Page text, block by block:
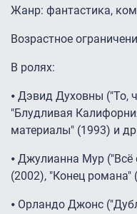
Жанр: фантастика,
Возрастное
В ролях:
⦁ Дэвид Духовны ("То,
"Блудливая
материалы" (1993) и
⦁ Джулианна Мур ("Всё
(2002), "Конец романа"
⦁ Орландо Джонс